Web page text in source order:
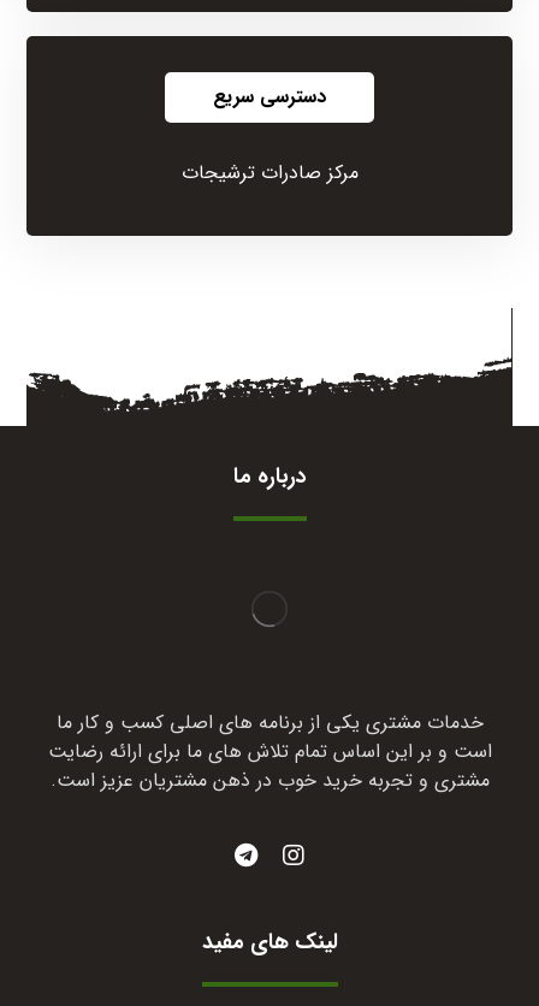
دسترسی سریع
مرکز صادرات ترشیجات
درباره ما
خدمات مشتری یکی از برنامه های اصلی کسب و کار ما
است و بر این اساس تمام تلاش های ما برای ارائه رضایت
مشتری و تجربه خرید خوب در ذهن مشتریان عزیز است.
لینک های مفید